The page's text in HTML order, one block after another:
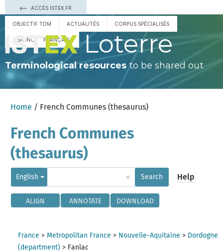
ACCÈS ISTEX.FR
OBJECTIF TDM ACTUALITÉS CORPUS SPÉCIALISÉS
ESPAÑOL FRANÇAIS Loterre
Terminological resourcesto be shared out
Home / French Communes (thesaurus)
French Communes
(thesaurus)
English × Search Help
ALIGN ANNOTATE DOWNLOAD
France > Metropolitan France > Nouvelle-Aquitaine > Dordogne
(department) > Fanlac